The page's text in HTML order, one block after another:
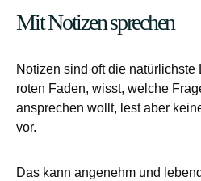
Mit Notizen sprechen
Notizen sind oft die natürlichste
roten Faden, wisst, welche
ansprechen wollt, lest aber
vor.
Das kann angenehm und